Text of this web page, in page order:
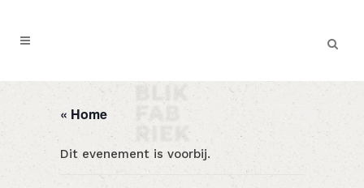
« Home
Dit evenement is voorbij.